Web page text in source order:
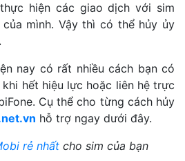
hiện các giao dịch với sim
mình. Vậy thì có thể hủy ủy
nay có rất nhiều cách bạn có
hết hiệu lực hoặc liên hệ trực
Cụ thể cho từng cách hủy
hỗ trợ ngay dưới đây.
rẻ nhất cho sim của bạn